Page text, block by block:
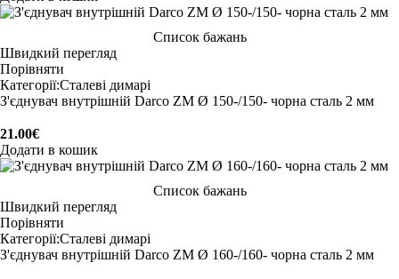
Список бажань
Швидкий перегляд
Порівняти
Категорії:Сталеві димарі
З'єднувач внутрішній Darco ZM Ø 150-/150- чорна сталь 2 мм
21.00€
Додати в кошик
Список бажань
Швидкий перегляд
Порівняти
Категорії:Сталеві димарі
З'єднувач внутрішній Darco ZM Ø 160-/160- чорна сталь 2 мм